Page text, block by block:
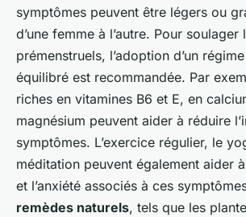
symptômes peuvent être légers ou
d’une femme à l’autre. Pour
prémenstruels, l’adoption d’un
équilibré est recommandée. Par
riches en vitamines B6 et E, en
magnésium peuvent aider à réduire
symptômes. L’exercice régulier, le
méditation peuvent également aider
et l’anxiété associés à ces
remèdes naturels, tels que les